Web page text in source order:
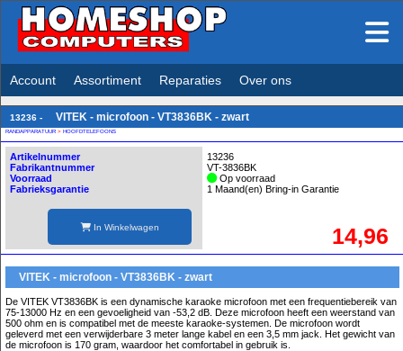
Account Assortiment Reparaties Over ons
13236 - VITEK - microfoon - VT3836BK - zwart
RANDAPPARATUUR > HOOFDTELEFOONS
Artikelnummer
Fabrikantnummer
Voorraad
Fabrieksgarantie
In Winkelwagen
13236
VT-3836BK
Op voorraad
1 Maand(en) Bring-in Garantie
14,96
VITEK - microfoon - VT3836BK - zwart
De VITEK VT3836BK is een dynamische karaoke microfoon met een frequentiebereik van
75-13000 Hz en een gevoeligheid van -53,2 dB. Deze microfoon heeft een weerstand van
500 ohm en is compatibel met de meeste karaoke-systemen. De microfoon wordt
geleverd met een verwijderbare 3 meter lange kabel en een 3,5 mm jack. Het gewicht van
de microfoon is 170 gram, waardoor het comfortabel in gebruik is.